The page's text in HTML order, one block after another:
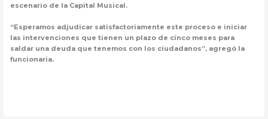
escenario de la Capital Musical.
“Esperamos adjudicar satisfactoriamente este proceso e iniciar
las intervenciones que tienen un plazo de cinco meses para
saldar una deuda que tenemos con los ciudadanos”, agregó la
funcionaria.